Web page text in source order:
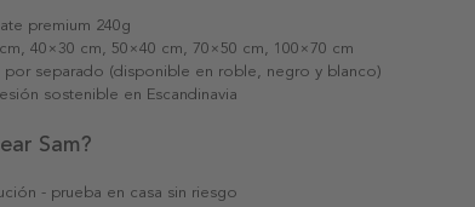
premium 240g
40×30 cm, 50×40 cm, 70×50 cm, 100×70 cm
por separado (disponible en roble, negro y blanco)
sostenible en Escandinavia
Sam?
- prueba en casa sin riesgo